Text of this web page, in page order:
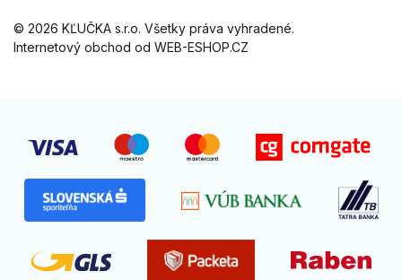
© 2026 KĽUČKA s.r.o. Všetky práva vyhradené.
Internetový obchod od WEB-ESHOP.CZ